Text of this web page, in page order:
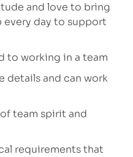
and love to bring
day to support
to working in a team
details and can work
team spirit and
requirements that